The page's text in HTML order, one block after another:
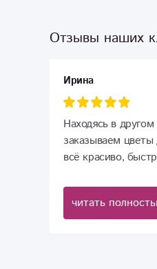
Отзывы наших
Ирина
Находясь в
заказываем цветы
всё красиво,
переживания!!!
читать